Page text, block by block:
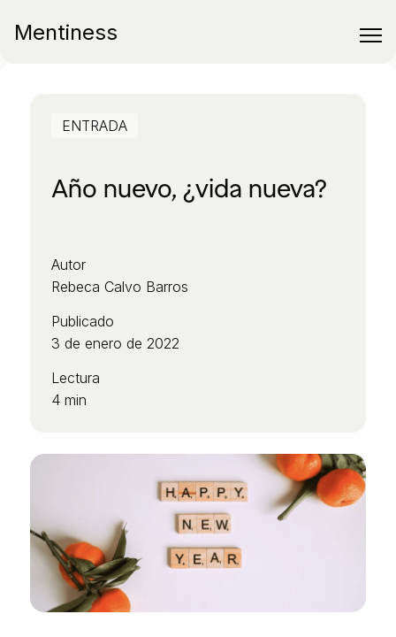
Mentiness
ENTRADA
Año nuevo, ¿vida nueva?
Autor
Rebeca Calvo Barros
Publicado
3 de enero de 2022
Lectura
4 min